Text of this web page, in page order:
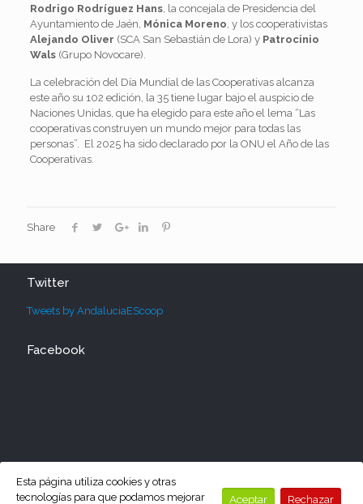
Rodrigo Rodríguez Hans, la concejala de Presidencia del
Ayuntamiento de Jaén, Mónica Moreno , y los cooperativistas
Alejando Oliver (SCA San Sebastián de Lora) y Patrocinio
Wals(Grupo Novocare).
La celebración del Día Mundial de las Cooperativas alcanza
este año su 102 edición, la 35 tiene lugar bajo el auspicio de
Naciones Unidas, que ha elegido para este año el lema “Las
cooperativas construyen un mundo mejor para todas las
personas”. El 2025 ha sido declarado por la ONU el Año de las
Cooperativas.
Share
Twitter
Tweets by AndaluciaEScoop
Facebook
Esta página utiliza cookies y otras
tecnologías para que podamos mejorar
Aceptar Rechazar